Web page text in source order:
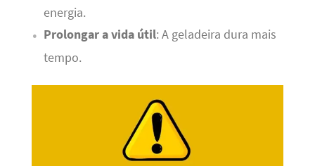
energia.
Prolongar a vida útil: A geladeira dura mais
tempo.